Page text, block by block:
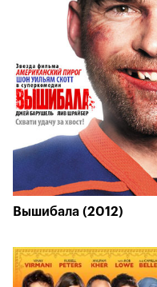
Вышибала (2012)